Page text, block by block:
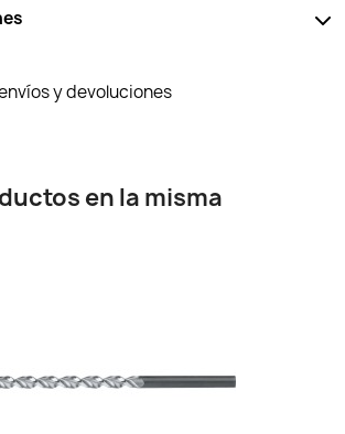
y devoluciones
en la misma